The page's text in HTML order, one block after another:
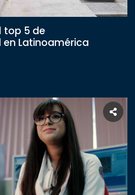
top 5 de
Latinoamérica